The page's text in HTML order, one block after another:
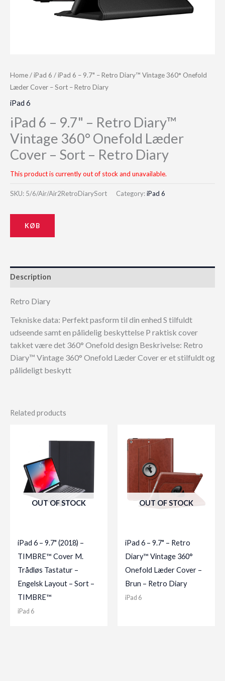
Home/iPad 6 / iPad 6 – 9.7" – Retro Diary™ Vintage 360° Onefold
Læder Cover – Sort – Retro Diary
iPad 6
iPad 6 – 9.7" – Retro Diary™
Vintage 360° Onefold Læder
Cover – Sort – Retro Diary
This product is currently out of stock and unavailable.
SKU: 5/6/Air/Air2RetroDiarySort Category:iPad 6
KØB
Description
Retro Diary
Tekniske data: Perfekt pasform til din enhed S tilfuldt
udseende samt en pålidelig beskyttelse P raktisk cover
takket være det 360° Onefold design Beskrivelse: Retro
Diary™ Vintage 360° Onefold Læder Cover er et stilfuldt og
pålideligt beskytt
Related products
OUT OF STOCK
iPad 6 – 9.7" (2018) –
TIMBRE™ Cover M.
Trådløs Tastatur –
Engelsk Layout – Sort –
TIMBRE™
iPad 6
OUT OF STOCK
iPad 6 – 9.7" – Retro
Diary™ Vintage 360°
Onefold Læder Cover –
Brun – Retro Diary
iPad 6